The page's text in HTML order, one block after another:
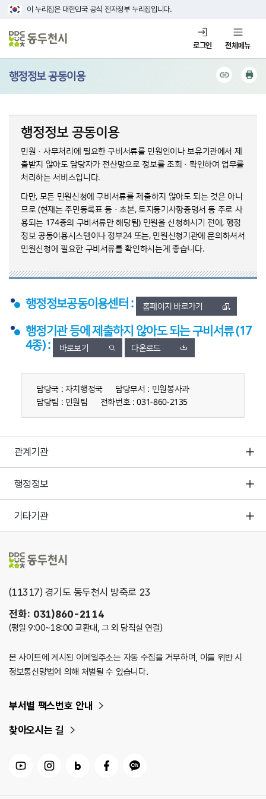
이 누리집은 대한민국 공식 전자정부 누리집입니다.
로그인 전체메뉴
행정정보 공동이용
행정정보 공동이용
민원·사무처리에 필요한 구비서류를 민원인이나 보유기관에서 제
출받지 않아도 담당자가 전산망으로 정보를 조회·확인하여 업무를
처리하는 서비스입니다.
다만, 모든 민원신청에 구비서류를 제출하지 않아도 되는 것은 아니
므로 (현재는 주민등록표 등·초본, 토지등기사항증명서 등 주로 사
용되는 174종의 구비서류만 해당됨) 민원을 신청하시기 전에, 행정
정보 공동이용시스템이나 정부24 또는, 민원신청기관에 문의하셔서
민원신청에 필요한 구비서류를 확인하시는게 좋습니다.
행정정보공동이용센터 : 홈페이지 바로가기
행정기관 등에 제출하지 않아도 되는 구비서류 (17
4종) :
바로보기 다운로드
담당부서 정보
담당국 : 자치행정국
담당부서 : 민원봉사과
담당팀 : 민원팀
전화번호 : 031-860-2135
관계기관
행정정보
기타기관
(11317) 경기도 동두천시 방죽로 23
전화: 031)860-2114
(평일 9:00~18:00 교환대, 그 외 당직실 연결)
본 사이트에 게시된 이메일주소는 자동 수집을 거부하며, 이를 위반 시
정보통신망법에 의해 처벌될 수 있습니다.
부서별 팩스번호 안내
찾아오시는 길